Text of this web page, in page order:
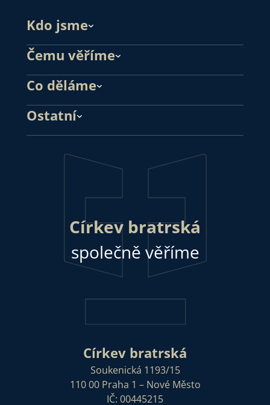
Kdo jsme
Čemu věříme
Co děláme
Ostatní
Církev bratrská
společně věříme
Církev bratrská
Soukenická 1193/15
110 00 Praha 1 – Nové Město
IČ: 00445215